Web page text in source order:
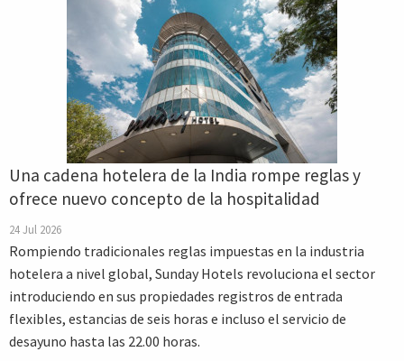
Una cadena hotelera de la India rompe reglas y
ofrece nuevo concepto de la hospitalidad
24 Jul 2026
Rompiendo tradicionales reglas impuestas en la industria
hotelera a nivel global, Sunday Hotels revoluciona el sector
introduciendo en sus propiedades registros de entrada
flexibles, estancias de seis horas e incluso el servicio de
desayuno hasta las 22.00 horas.